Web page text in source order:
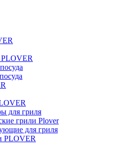
для гриля
грили Plover
для гриля
PLOVER